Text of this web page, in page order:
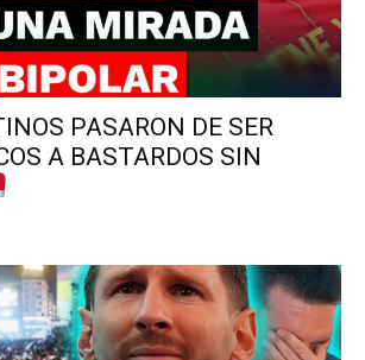
PASARON DE SER
A BASTARDOS SIN